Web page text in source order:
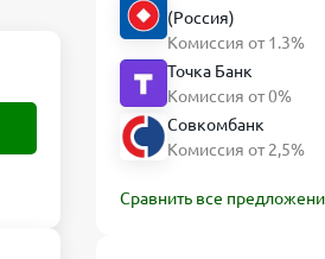
Документы для
двумя и более
Порядок подачи
нотариальное
Ключевые
(Россия)
Комиссия от 1.3%
Точка Банк
Комиссия от 0%
Совкомбанк
Комиссия от 2,5%
Сравнить все